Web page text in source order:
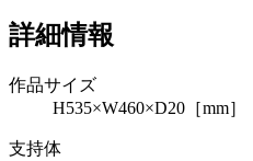
詳細情報
作品サイズ
H535×W460×D20［mm］
支持体